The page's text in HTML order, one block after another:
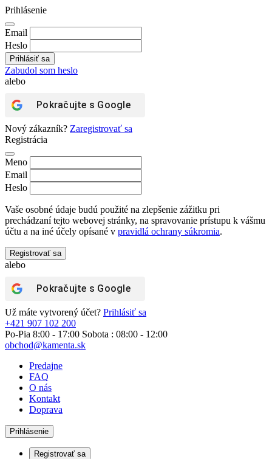
Prihlásenie
Email
Heslo
Zabudol som heslo
alebo
Pokračujte s Google
Nový zákazník? Zaregistrovať sa
Registrácia
Meno
Email
Heslo
Vaše osobné údaje budú použité na zlepšenie zážitku pri
prechádzaní tejto webovej stránky, na spravovanie prístupu k vášmu
účtu a na iné účely opísané v pravidlá ochrany súkromia.
Registrovať sa
alebo
Pokračujte s Google
Už máte vytvorený účet? Prihlásiť sa
+421 907 102 200
Po-Pia 8:00 - 17:00 Sobota : 08:00 - 12:00
obchod@kamenta.sk
Predajne
FAQ
O nás
Kontakt
Doprava
Prihlásenie
Registrovať sa